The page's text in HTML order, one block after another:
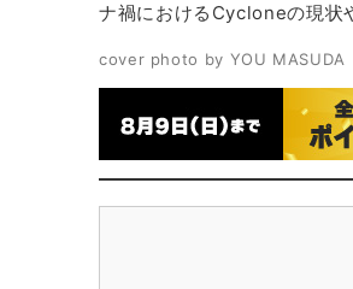
ナ禍におけるCycloneの現状
cover photo by YOU MASUDA